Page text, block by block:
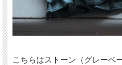
こちらはストーン（グレーベ